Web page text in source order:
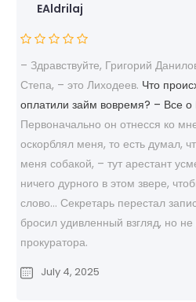
EAldrilaj
– Здравствуйте, Григорий
Степа, – это Лиходеев. Что
оплатили займ вовремя? – Все
Первоначально он отнесся ко
оскорблял меня, то есть думал,
меня собакой, – тут арестант
ничего дурного в этом звере,
слово… Секретарь перестал
бросил удивленный взгляд, но
прокуратора.
July 4, 2025